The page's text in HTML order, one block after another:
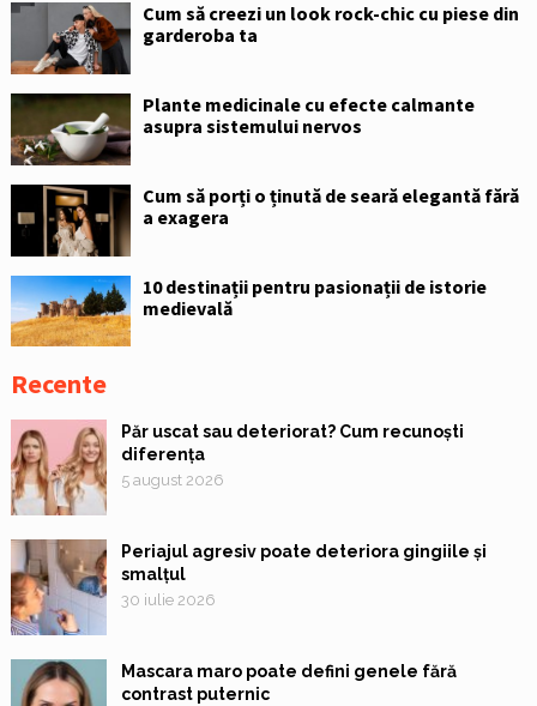
Cum să creezi un look rock-chic cu piese din
garderoba ta
Plante medicinale cu efecte calmante
asupra sistemului nervos
Cum să porți o ținută de seară elegantă fără
a exagera
10 destinații pentru pasionații de istorie
medievală
Recente
Păr uscat sau deteriorat? Cum recunoști
diferența
5 august 2026
Periajul agresiv poate deteriora gingiile și
smalțul
30 iulie 2026
Mascara maro poate defini genele fără
contrast puternic